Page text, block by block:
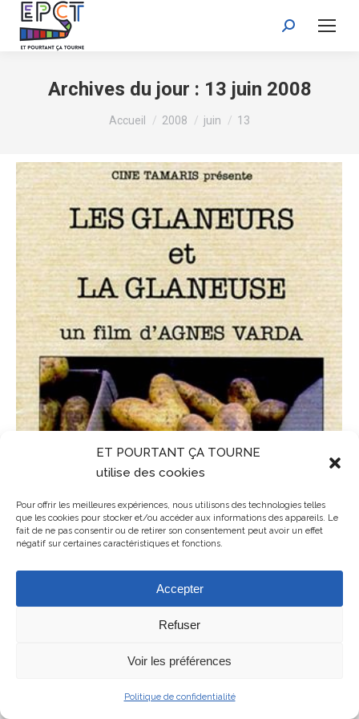
ET POURTANT ÇA TOURNE
utilise des cookies
Pour offrir les meilleures expériences, nous utilisons des technologies telles
que les cookies pour stocker et/ou accéder aux informations des appareils. Le
fait de ne pas consentir ou de retirer son consentement peut avoir un effet
négatif sur certaines caractéristiques et fonctions.
Accepter
Refuser
Voir les préférences
Politique de confidentialité
Recherche
Archives du jour : 13 juin 2008
Vous êtes ici :
Accueil 2008 juin 13
ET POURTANT ÇA TOURNE - association de cinéma en Balagne en